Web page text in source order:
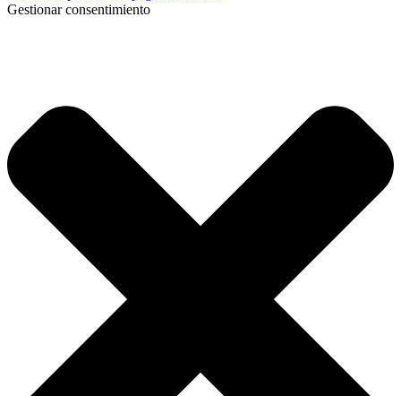
Gestionar consentimiento